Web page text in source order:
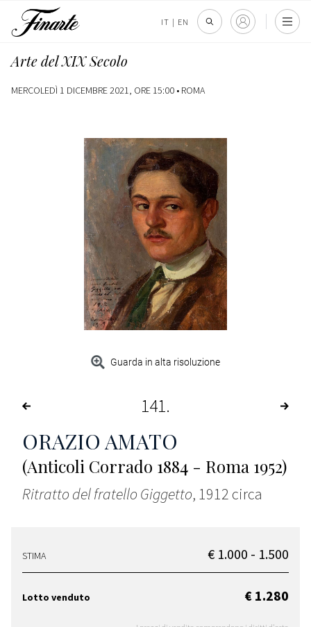
IT | EN
Arte del XIX Secolo
MERCOLEDÌ 1 DICEMBRE 2021, ORE 15:00 • ROMA
Guarda in alta risoluzione
141
ORAZIO AMATO
(Anticoli Corrado 1884 - Roma 1952)
Ritratto del fratello Giggetto, 1912 circa
STIMA € 1.000 - 1.500
Lotto venduto € 1.280